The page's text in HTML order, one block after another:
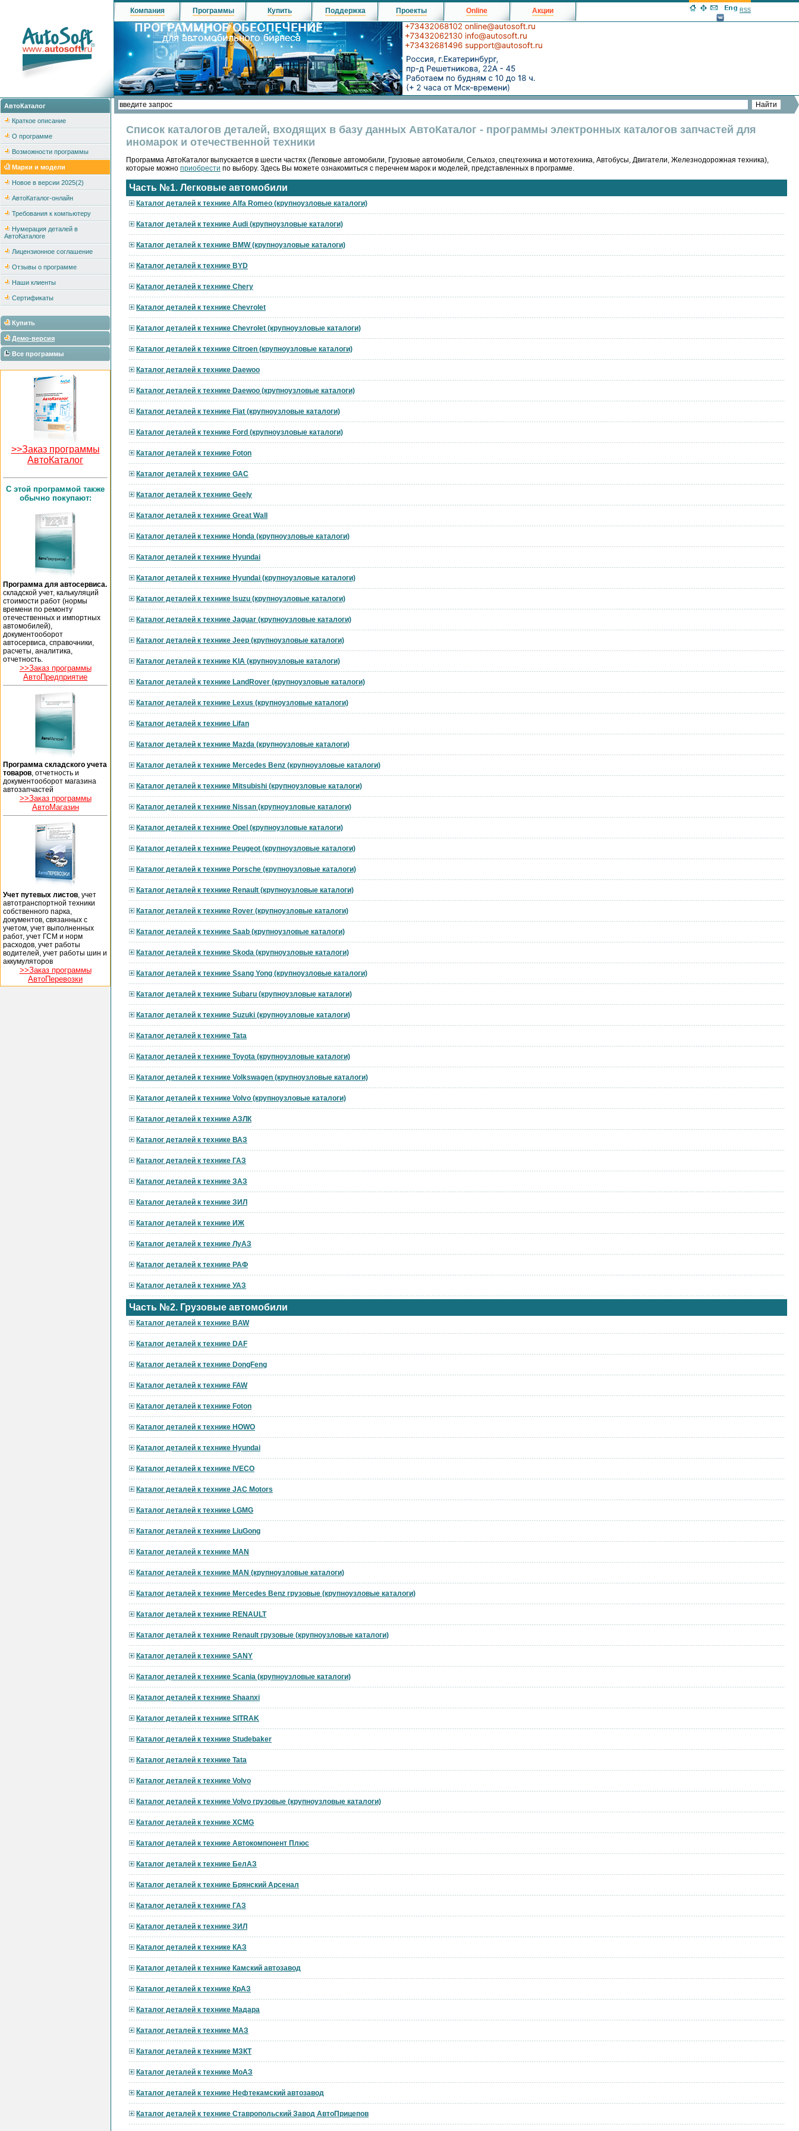
АвтоКаталог
Краткое описание
О программе
Возможности программы
Марки и модели
Новое в версии 2025(2)
АвтоКаталог-онлайн
Требования к компьютеру
Нумерация деталей в
АвтоКаталоге
Лицензионное соглашение
Отзывы о программе
Наши клиенты
Сертификаты
Купить
Демо-версия
Все программы
>>Заказ программы
АвтоКаталог
C этой программой также
обычно покупают:
Программа для автосервиса.
складской учет, калькуляций
стоимости работ (нормы
времени по ремонту
отечественных и импортных
автомобилей),
документооборот
автосервиса, справочники,
расчеты, аналитика,
отчетность.
>>Заказ программы
АвтоПредприятие
Программа складского учета
товаров , отчетность и
документооборот магазина
автозапчастей
>>Заказ программы
АвтоМагазин
Учет путевых листов , учет
автотранспортной техники
собственного парка,
документов, связанных с
учетом, учет выполненных
работ, учет ГСМ и норм
расходов, учет работы
водителей, учет работы шин и
аккумуляторов
>>Заказ программы
АвтоПеревозки
Компания Программы Купить Поддержка Проекты Online Акции RSS
Список каталогов деталей, входящих в базу данных АвтоКаталог - программы электронных каталогов запчастей для
иномарок и отечественной техники
Программа АвтоКаталог выпускается в шести частях (Легковые автомобили, Грузовые автомобили, Сельхоз, спецтехника и мототехника, Автобусы, Двигатели, Железнодорожная техника),
которые можно приобрести по выбору. Здесь Вы можете ознакомиться с перечнем марок и моделей, представленных в программе.
Часть №1. Легковые автомобили
Каталог деталей к технике Alfa Romeo (крупноузловые каталоги)
Каталог деталей к технике Audi (крупноузловые каталоги)
Каталог деталей к технике BMW (крупноузловые каталоги)
Каталог деталей к технике BYD
Каталог деталей к технике Chery
Каталог деталей к технике Chevrolet
Каталог деталей к технике Chevrolet (крупноузловые каталоги)
Каталог деталей к технике Citroen (крупноузловые каталоги)
Каталог деталей к технике Daewoo
Каталог деталей к технике Daewoo (крупноузловые каталоги)
Каталог деталей к технике Fiat (крупноузловые каталоги)
Каталог деталей к технике Ford (крупноузловые каталоги)
Каталог деталей к технике Foton
Каталог деталей к технике GAC
Каталог деталей к технике Geely
Каталог деталей к технике Great Wall
Каталог деталей к технике Honda (крупноузловые каталоги)
Каталог деталей к технике Hyundai
Каталог деталей к технике Hyundai (крупноузловые каталоги)
Каталог деталей к технике Isuzu (крупноузловые каталоги)
Каталог деталей к технике Jaguar (крупноузловые каталоги)
Каталог деталей к технике Jeep (крупноузловые каталоги)
Каталог деталей к технике KIA (крупноузловые каталоги)
Каталог деталей к технике LandRover (крупноузловые каталоги)
Каталог деталей к технике Lexus (крупноузловые каталоги)
Каталог деталей к технике Lifan
Каталог деталей к технике Mazda (крупноузловые каталоги)
Каталог деталей к технике Mercedes Benz (крупноузловые каталоги)
Каталог деталей к технике Mitsubishi (крупноузловые каталоги)
Каталог деталей к технике Nissan (крупноузловые каталоги)
Каталог деталей к технике Opel (крупноузловые каталоги)
Каталог деталей к технике Peugeot (крупноузловые каталоги)
Каталог деталей к технике Porsche (крупноузловые каталоги)
Каталог деталей к технике Renault (крупноузловые каталоги)
Каталог деталей к технике Rover (крупноузловые каталоги)
Каталог деталей к технике Saab (крупноузловые каталоги)
Каталог деталей к технике Skoda (крупноузловые каталоги)
Каталог деталей к технике Ssang Yong (крупноузловые каталоги)
Каталог деталей к технике Subaru (крупноузловые каталоги)
Каталог деталей к технике Suzuki (крупноузловые каталоги)
Каталог деталей к технике Tata
Каталог деталей к технике Toyota (крупноузловые каталоги)
Каталог деталей к технике Volkswagen (крупноузловые каталоги)
Каталог деталей к технике Volvo (крупноузловые каталоги)
Каталог деталей к технике АЗЛК
Каталог деталей к технике ВАЗ
Каталог деталей к технике ГАЗ
Каталог деталей к технике ЗАЗ
Каталог деталей к технике ЗИЛ
Каталог деталей к технике ИЖ
Каталог деталей к технике ЛуАЗ
Каталог деталей к технике РАФ
Каталог деталей к технике УАЗ
Часть №2. Грузовые автомобили
Каталог деталей к технике BAW
Каталог деталей к технике DAF
Каталог деталей к технике DongFeng
Каталог деталей к технике FAW
Каталог деталей к технике Foton
Каталог деталей к технике HOWO
Каталог деталей к технике Hyundai
Каталог деталей к технике IVECO
Каталог деталей к технике JAC Motors
Каталог деталей к технике LGMG
Каталог деталей к технике LiuGong
Каталог деталей к технике MAN
Каталог деталей к технике MAN (крупноузловые каталоги)
Каталог деталей к технике Mercedes Benz грузовые (крупноузловые каталоги)
Каталог деталей к технике RENAULT
Каталог деталей к технике Renault грузовые (крупноузловые каталоги)
Каталог деталей к технике SANY
Каталог деталей к технике Scania (крупноузловые каталоги)
Каталог деталей к технике Shaanxi
Каталог деталей к технике SITRAK
Каталог деталей к технике Studebaker
Каталог деталей к технике Tata
Каталог деталей к технике Volvo
Каталог деталей к технике Volvo грузовые (крупноузловые каталоги)
Каталог деталей к технике XCMG
Каталог деталей к технике Автокомпонент Плюс
Каталог деталей к технике БелАЗ
Каталог деталей к технике Брянский Арсенал
Каталог деталей к технике ГАЗ
Каталог деталей к технике ЗИЛ
Каталог деталей к технике КАЗ
Каталог деталей к технике Камский автозавод
Каталог деталей к технике КрАЗ
Каталог деталей к технике Мадара
Каталог деталей к технике МАЗ
Каталог деталей к технике МЗКТ
Каталог деталей к технике МоАЗ
Каталог деталей к технике Нефтекамский автозавод
Каталог деталей к технике Ставропольский Завод АвтоПрицепов